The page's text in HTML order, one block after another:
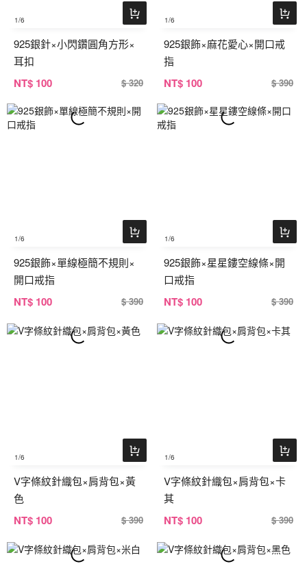
1/6
925銀針×小閃鑽圓角方形×
耳扣
NT$ 100 $ 320
1/6
925銀飾×麻花愛心×開口戒
指
NT$ 100 $ 390
1/6
925銀飾×單線極簡不規則×
開口戒指
NT$ 100 $ 390
1/6
925銀飾×星星鏤空線條×開
口戒指
NT$ 100 $ 390
1/6
V字條紋針織包×肩背包×黃
色
NT$ 100 $ 390
1/6
V字條紋針織包×肩背包×卡
其
NT$ 100 $ 390